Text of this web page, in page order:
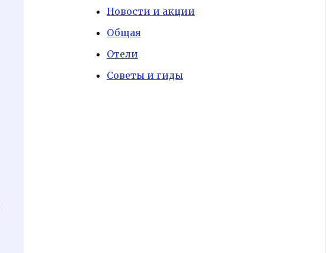
Новости и акции
Общая
Отели
Советы и гиды